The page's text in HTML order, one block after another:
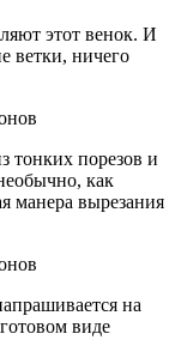
этот венок. И
ветки, ничего
тонких порезов и
как
манера вырезания
на
виде